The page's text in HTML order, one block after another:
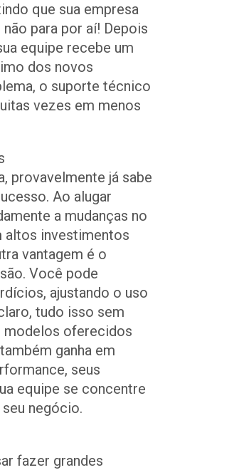
que sua empresa
para por aí! Depois
equipe recebe um
dos novos
o suporte técnico
vezes em menos
provavelmente já sabe
Ao alugar
a mudanças no
altos investimentos
vantagem é o
Você pode
ajustando o uso
tudo isso sem
modelos oferecidos
ganha em
seus
equipe se concentre
negócio.
fazer grandes